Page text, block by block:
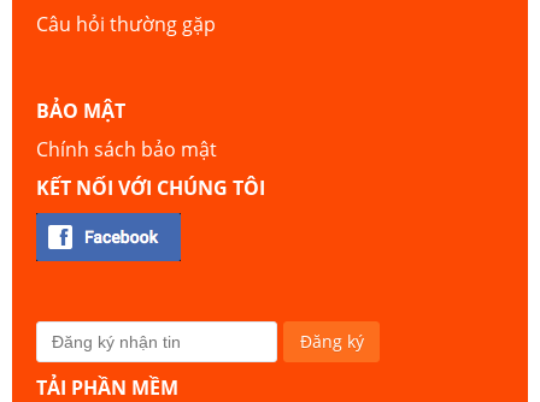
Câu hỏi thường gặp
BẢO MẬT
Chính sách bảo mật
KẾT NỐI VỚI CHÚNG TÔI
TẢI PHẦN MỀM